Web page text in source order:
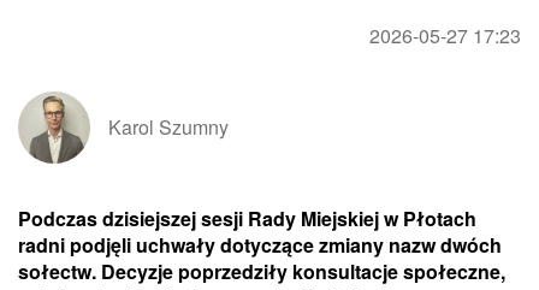
2026-05-27 17:23
Karol Szumny
Podczas dzisiejszej sesji Rady Miejskiej w Płotach
radni podjęli uchwały dotyczące zmiany nazw dwóch
sołectw. Decyzje poprzedziły konsultacje społeczne,